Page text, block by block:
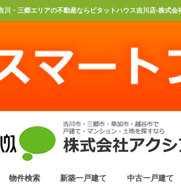
川・三郷エリアの不動産ならピタットハウス吉川店-株式会
物件検索 新築一戸建て 中古一戸建て